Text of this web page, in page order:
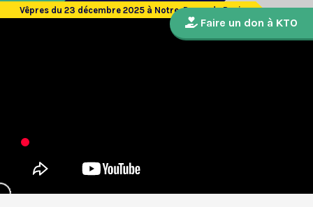
Vêpres du 23 décembre 2025 à Notre-Dame de Paris
Faire un don à KTO